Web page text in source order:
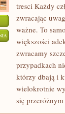
CZŁOWIEK
tresci Każdy
zwracając
ważne. To
większości
zwracamy
przypadkach
którzy dbają i
wielokrotnie
się